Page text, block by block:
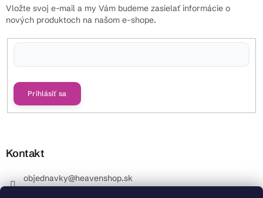
Vložte svoj e-mail a my Vám budeme zasielať informácie o
nových produktoch na našom e-shope.
Prihlásiť sa
Kontakt
objednavky@heavenshop.sk